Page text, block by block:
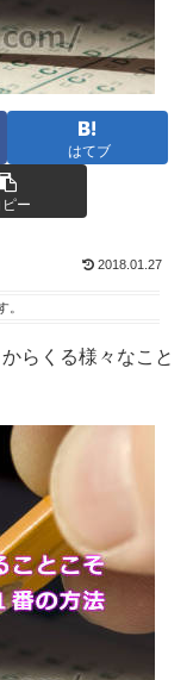
はてブ
ピー
2018.01.27
。
らくる様々なこと